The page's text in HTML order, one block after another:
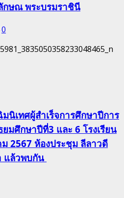
กษณ พระบรมราชินี
0
นิเทศผู้สำเร็จการศึกษาปีการ
มศึกษาปีที่3 และ 6 โรงเรียน
2567 ห้องประชุม ลีลาวดี
แล้วพบกัน